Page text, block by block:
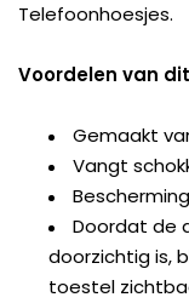
Telefoonhoesjes.
Voordelen van
Gemaakt
Vangt
Doordat de
doorzichtig is,
toestel